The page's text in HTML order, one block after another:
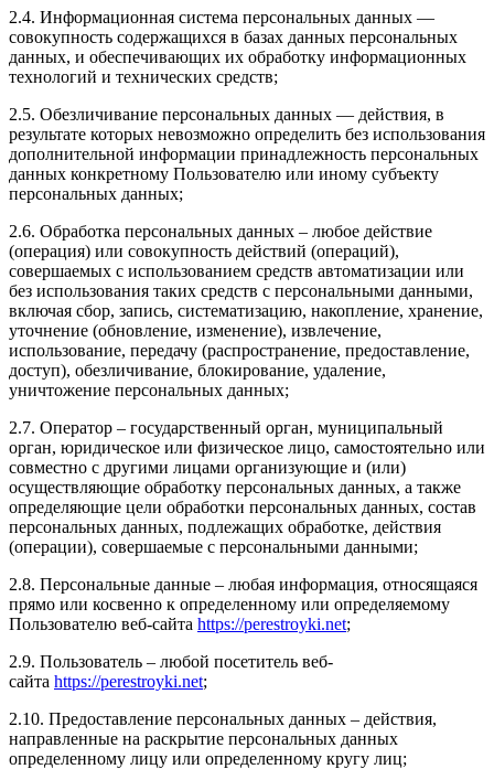
2.4. Информационная система персональных данных —
совокупность содержащихся в базах данных персональных
данных, и обеспечивающих их обработку информационных
технологий и технических средств;
2.5. Обезличивание персональных данных — действия, в
результате которых невозможно определить без использования
дополнительной информации принадлежность персональных
данных конкретному Пользователю или иному субъекту
персональных данных;
2.6. Обработка персональных данных – любое действие
(операция) или совокупность действий (операций),
совершаемых с использованием средств автоматизации или
без использования таких средств с персональными данными,
включая сбор, запись, систематизацию, накопление, хранение,
уточнение (обновление, изменение), извлечение,
использование, передачу (распространение, предоставление,
доступ), обезличивание, блокирование, удаление,
уничтожение персональных данных;
2.7. Оператор – государственный орган, муниципальный
орган, юридическое или физическое лицо, самостоятельно или
совместно с другими лицами организующие и (или)
осуществляющие обработку персональных данных, а также
определяющие цели обработки персональных данных, состав
персональных данных, подлежащих обработке, действия
(операции), совершаемые с персональными данными;
2.8. Персональные данные – любая информация, относящаяся
прямо или косвенно к определенному или определяемому
Пользователю веб-сайта https://perestroyki.net;
2.9. Пользователь – любой посетитель веб-
сайта https://perestroyki.net;
2.10. Предоставление персональных данных – действия,
направленные на раскрытие персональных данных
определенному лицу или определенному кругу лиц;